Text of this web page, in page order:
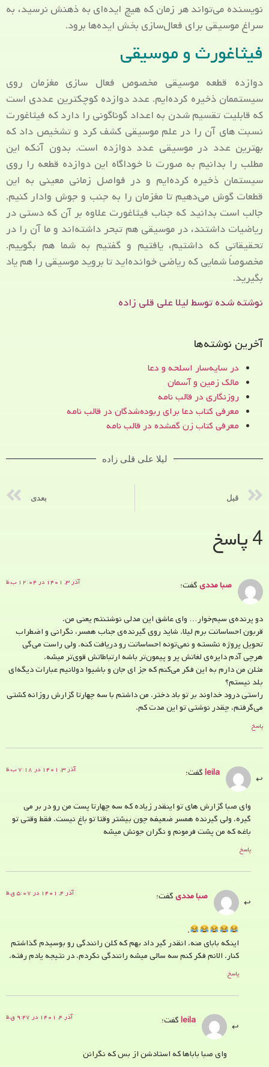
نویسنده می‌تواند هر زمان که هیچ ایده‌ای به ذهنش نرسید، به
سراغ موسیقی برای فعال‌سازی بخش ایده‌ها برود.
فیثاغورث و موسیقی
دوازده قطعه موسیقی مخصوص فعال سازی مغزمان روی
سیستممان ذخیره کرده‌ایم. عدد دوازده کوچکترین عددی است
که قابلیت تقسیم شدن به اعداد گوناگونی را دارد که فیثاغورت
نسبت ‌های آن را در علم موسیقی کشف کرد و تشخیص داد که
بهترین عدد در موسیقی عدد دوازده است. بدون آنکه این
مطلب را بدانیم به صورت نا خوداگاه این دوازده قطعه را روی
سیستمان ذخیره کرده‌‌ایم و در فواصل زمانی معینی به این
قطعات گوش می‌دهیم تا مغزمان را به جنب و جوش وادار کنیم.
جالب است بدانید که جناب فیثاغورت علاوه بر آن که دستی در
ریاضیات داشتند، در موسیقی هم تبحر داشته‌اند و ما آن را در
تحقیقاتی که داشتیم، یافتیم و گفتیم به شما هم بگوییم.
مخصوصاً شمایی که ریاضی خوانده‌اید تا بروید موسیقی را هم یاد
بگیرید.
نوشته شده توسط لیلا علی قلی زاده
آخرین نوشته‌ها
در سایه‌سار اسلحه و دعا
مالک زمین و آسمان
روزنگاری در قالب نامه
معرفی کتاب دعا برای ربوده‌شدگان در قالب نامه
معرفی کتاب زن‌ گمشده در قالب نامه
لیلا علی قلی زاده
قبل بعدی
4 پاسخ
صبا مددیگفت: آذر ۳, ۱۴۰۱ در ۱۲:۰۴ ب.ظ
دو پرنده‌ی سیم‌خوار… وای عاشق این مدلی نوشتنتم یعنی من.
قربون احساساتت برم لیلا. شاید روی گیرنده‌ی جناب همسر، نگرانی و اضطراب
تحویل پروژه نشسته و نمی‌تونه احساساتت رو دریافت کنه. ولی راست می‌گی
هرچی آدم دایره‌ی لغاتش پر و پیمون‌تر باشه ارتباطاتش قوی‌تر میشه.
مثلن من دارم به این فکر می‌کنم که جز ای جان و باشیوا دولانیم عبارات دیگه‌ای
بلد نیستم؟
راستی درود خداوند بر تو باد دختر. من داشتم با سه چهارتا گزارش روزانه کشتی
می‌گرفتم، چقدر نوشتی تو این مدت کم.
پاسخ
leilaگفت: آذر ۳, ۱۴۰۱ در ۷:۱۸ ب.ظ
وای صبا گزارش های تو اینقدر زیاده که سه چهارتا پست من رو در بر می
گیره. ولی گیرنده همسر ضعیفه چون بیشتر وقتا تو باغ نیست. فقط وقتی تو
باغه که من پشت فرمونم و نگران جونش میشه
پاسخ
صبا مددیگفت: آذر ۴, ۱۴۰۱ در ۵:۰۷ ق.ظ
.
اینکه بابای منه. انقدر گیر داد بهم که کلن رانندگی رو بوسیدم گذاشتم
کنار. الانم فکر کنم سه سالی میشه رانندگی نکردم. در نتیجه یادم رفته.
پاسخ
leilaگفت: آذر ۴, ۱۴۰۱ در ۹:۴۷ ق.ظ
وای صبا باباها که استادشن از بس که نگرانن